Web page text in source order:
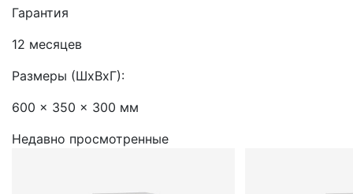
Гарантия
12 месяцев
Размеры (ШхВхГ):
600 x 350 x 300 мм
Недавно просмотренные